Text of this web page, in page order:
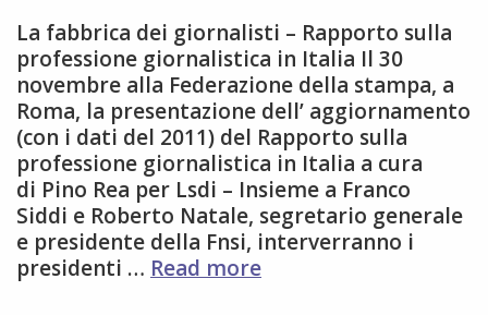
La fabbrica dei giornalisti – Rapporto sulla
professione giornalistica in Italia Il 30
novembre alla Federazione della stampa, a
Roma, la presentazione dell’ aggiornamento
(con i dati del 2011) del Rapporto sulla
professione giornalistica in Italia a cura
di Pino Rea per Lsdi – Insieme a Franco
Siddi e Roberto Natale, segretario generale
e presidente della Fnsi, interverranno i
presidenti … Read moreLa